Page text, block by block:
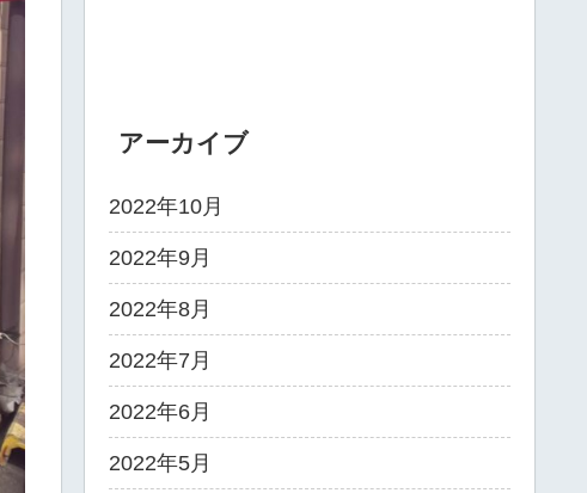
アーカイブ
2022年10月
2022年9月
2022年8月
2022年7月
2022年6月
2022年5月